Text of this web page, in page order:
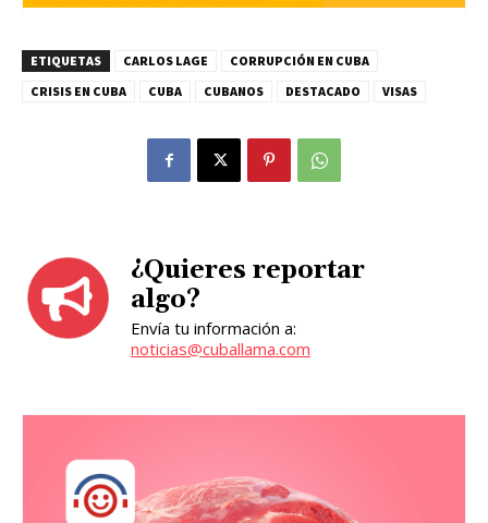
ETIQUETAS CARLOS LAGE
CORRUPCIÓN EN CUBA
CRISIS EN CUBA
CUBA CUBANOS DESTACADO VISAS
¿Quieres reportar
algo?
Envía tu información a:
noticias@cuballama.com